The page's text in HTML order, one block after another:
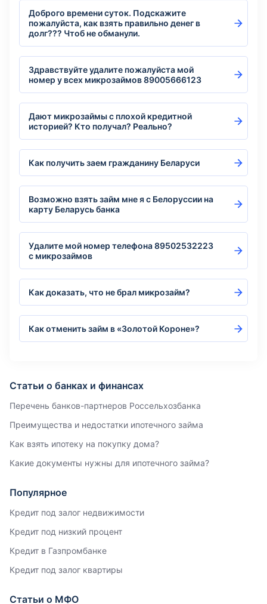
Доброго времени суток. Подскажите
пожалуйста, как взять правильно денег в
долг??? Чтоб не обманули.
Здравствуйте удалите пожалуйста мой
номер у всех микрозаймов 89005666123
Дают микрозаймы с плохой кредитной
историей? Кто получал? Реально?
Как получить заем гражданину Беларуси
Возможно взять займ мне я с Белоруссии на
карту Беларусь банка
Удалите мой номер телефона 89502532223
с микрозаймов
Как доказать, что не брал микрозайм?
Как отменить займ в «Золотой Короне»?
Статьи о банках и финансах
Перечень банков-партнеров Россельхозбанка
Преимущества и недостатки ипотечного займа
Как взять ипотеку на покупку дома?
Какие документы нужны для ипотечного займа?
Популярное
Кредит под залог недвижимости
Кредит под низкий процент
Кредит в Газпромбанке
Кредит под залог квартиры
Статьи о МФО